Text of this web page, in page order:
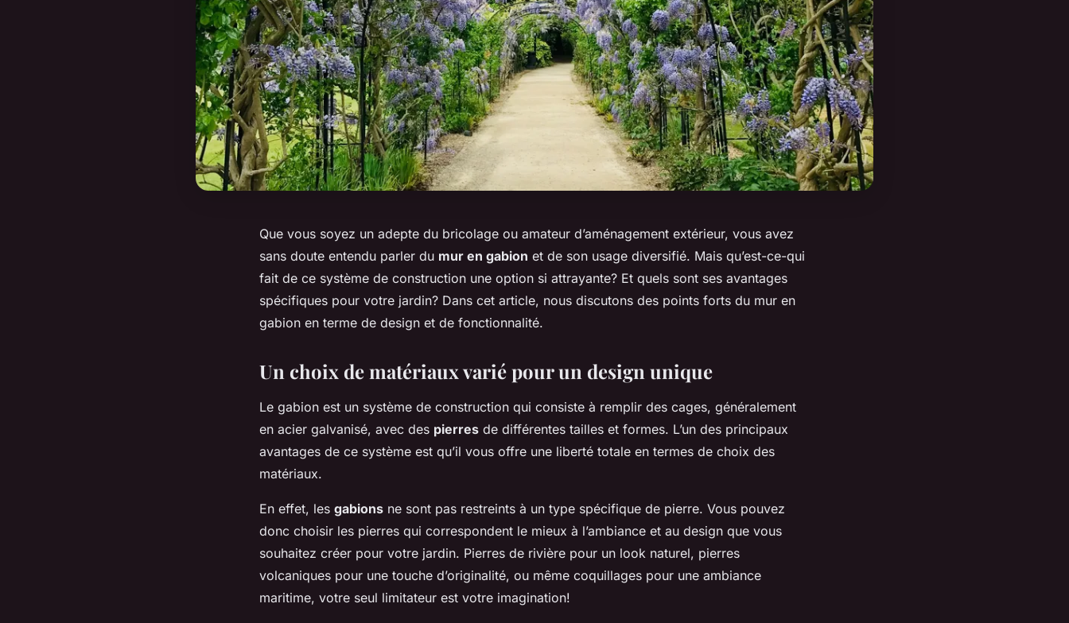
Que vous soyez un adepte du bricolage ou amateur d’aménagement extérieur, vous avez
sans doute entendu parler du mur en gabion et de son usage diversifié. Mais qu’est-ce-qui
fait de ce système de construction une option si attrayante? Et quels sont ses avantages
spécifiques pour votre jardin? Dans cet article, nous discutons des points forts du mur en
gabion en terme de design et de fonctionnalité.
Un choix de matériaux varié pour un design unique
Le gabion est un système de construction qui consiste à remplir des cages, généralement
en acier galvanisé, avec des pierres de différentes tailles et formes. L’un des principaux
avantages de ce système est qu’il vous offre une liberté totale en termes de choix des
matériaux.
En effet, les gabions ne sont pas restreints à un type spécifique de pierre. Vous pouvez
donc choisir les pierres qui correspondent le mieux à l’ambiance et au design que vous
souhaitez créer pour votre jardin. Pierres de rivière pour un look naturel, pierres
volcaniques pour une touche d’originalité, ou même coquillages pour une ambiance
maritime, votre seul limitateur est votre imagination!